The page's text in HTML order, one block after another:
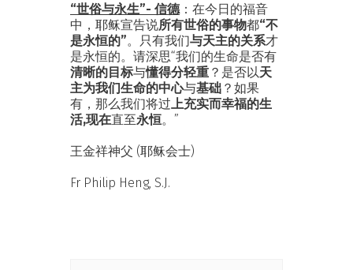
“世俗与永生”- 信德：在今日的福音
中，耶稣宣告说所有世俗的事物都“不
是永恒的”。只有我们与天主的关系才
是永恒的。请深思“我们的生命是否有
清晰的目标与懂得分轻重 ？是否以天
主为我们生命的中心与基础 ？如果
有，那么我们将过上充实而幸福的生
活,现在直至永恒。”
王金祥神父 (耶稣会士)
Fr Philip Heng, S.J.